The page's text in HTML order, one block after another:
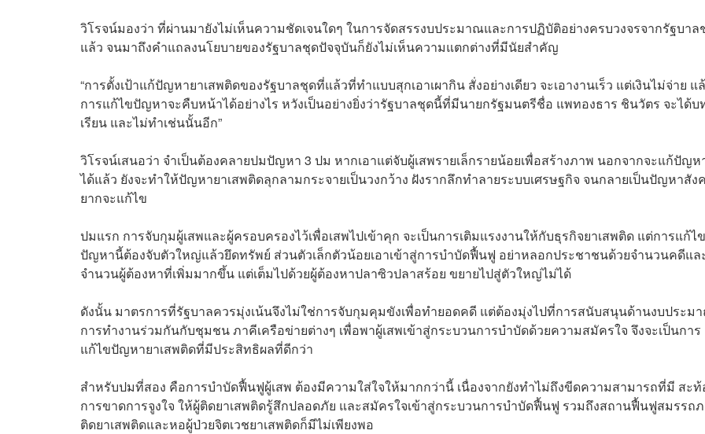
วิโรจน์มองว่า ที่ผ่านมายังไม่เห็นความชัดเจนใดๆ ในการจัดสรรงบประมาณและการปฏิบัติอย่างครบวงจรจากรัฐบาล
แล้ว จนมาถึงคำแถลงนโยบายของรัฐบาลชุดปัจจุบันก็ยังไม่เห็นความแตกต่างที่มีนัยสำคัญ
“การตั้งเป้าแก้ปัญหายาเสพติดของรัฐบาลชุดที่แล้วที่ทำแบบสุกเอาเผากิน สั่งอย่างเดียว จะเอางานเร็ว แต่เงินไม่จ่าย แ
การแก้ไขปัญหาจะคืบหน้าได้อย่างไร หวังเป็นอย่างยิ่งว่ารัฐบาลชุดนี้ที่มีนายกรัฐมนตรีชื่อ แพทองธาร ชินวัตร จะได้บ
เรียน และไม่ทำเช่นนั้นอีก”
วิโรจน์เสนอว่า จำเป็นต้องคลายปมปัญหา 3 ปม หากเอาแต่จับผู้เสพรายเล็กรายน้อยเพื่อสร้างภาพ นอกจากจะแก้ปัญห
ได้แล้ว ยังจะทำให้ปัญหายาเสพติดลุกลามกระจายเป็นวงกว้าง ฝังรากลึกทำลายระบบเศรษฐกิจ จนกลายเป็นปัญหาสัง
ยากจะแก้ไข
ปมแรก การจับกุมผู้เสพและผู้ครอบครองไว้เพื่อเสพไปเข้าคุก จะเป็นการเติมแรงงานให้กับธุรกิจยาเสพติด แต่การแก้ไข
ปัญหานี้ต้องจับตัวใหญ่แล้วยึดทรัพย์ ส่วนตัวเล็กตัวน้อยเอาเข้าสู่การบำบัดฟื้นฟู อย่าหลอกประชาชนด้วยจำนวนคดีแล
จำนวนผู้ต้องหาที่เพิ่มมากขึ้น แต่เต็มไปด้วยผู้ต้องหาปลาซิวปลาสร้อย ขยายไปสู่ตัวใหญ่ไม่ได้
ดังนั้น มาตรการที่รัฐบาลควรมุ่งเน้นจึงไม่ใช่การจับกุมคุมขังเพื่อทำยอดคดี แต่ต้องมุ่งไปที่การสนับสนุนด้านงบประม
การทำงานร่วมกันกับชุมชน ภาคีเครือข่ายต่างๆ เพื่อพาผู้เสพเข้าสู่กระบวนการบำบัดด้วยความสมัครใจ จึงจะเป็นการ
แก้ไขปัญหายาเสพติดที่มีประสิทธิผลที่ดีกว่า
สำหรับปมที่สอง คือการบำบัดฟื้นฟูผู้เสพ ต้องมีความใส่ใจให้มากกว่านี้ เนื่องจากยังทำไม่ถึงขีดความสามารถที่มี สะ
การขาดการจูงใจ ให้ผู้ติดยาเสพติดรู้สึกปลอดภัย และสมัครใจเข้าสู่กระบวนการบำบัดฟื้นฟู รวมถึงสถานฟื้นฟูสมรรถ
ติดยาเสพติดและหอผู้ป่วยจิตเวชยาเสพติดก็มีไม่เพียงพอ